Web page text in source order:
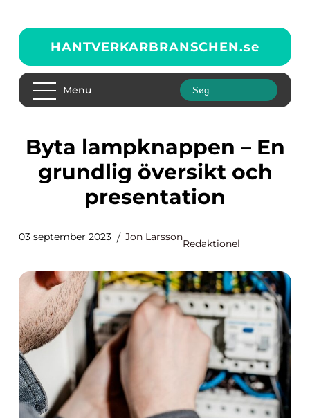
HANTVERKARBRANSCHEN.se
Menu
Byta lampknappen – En
grundlig översikt och
presentation
03 september 2023 Jon Larsson
Redaktionel